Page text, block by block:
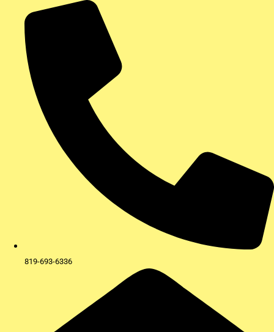
contenu
819-693-6336